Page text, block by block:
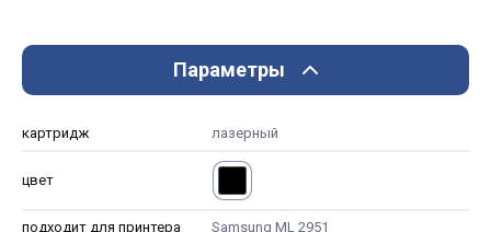
Параметры
картридж лазерный
цвет
подходит для принтера Samsung ML 2951